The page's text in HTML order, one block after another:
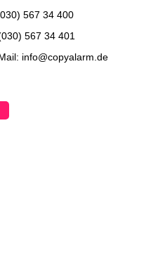
567 34 400
567 34 401
info@copyalarm.de